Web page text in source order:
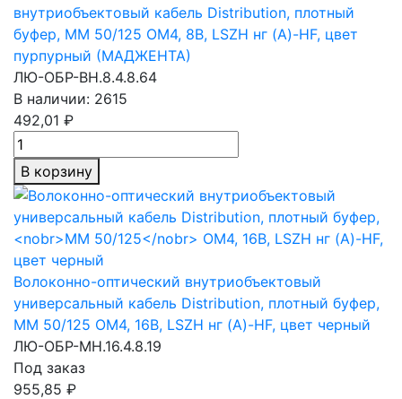
внутриобъектовый кабель Distribution, плотный
буфер, MM 50/125 OM4, 8В, LSZH нг (A)-HF, цвет
пурпурный (МАДЖЕНТА)
ЛЮ-ОБР-ВН.8.4.8.64
В наличии: 2615
492,01 ₽
В корзину
Волоконно-оптический внутриобъектовый
универсальный кабель Distribution, плотный буфер,
MM 50/125 OM4, 16В, LSZH нг (A)-HF, цвет черный
ЛЮ-ОБР-МН.16.4.8.19
Под заказ
955,85 ₽